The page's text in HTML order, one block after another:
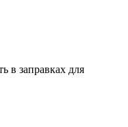
в заправках для